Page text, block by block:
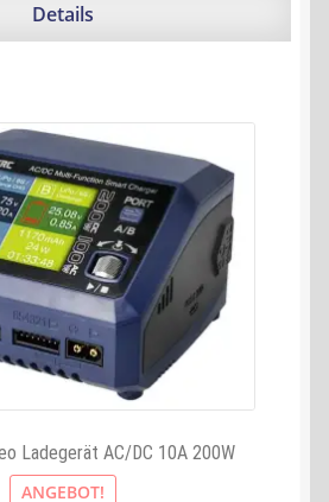
Details
Ladegerät AC/DC 10A 200W
ANGEBOT!